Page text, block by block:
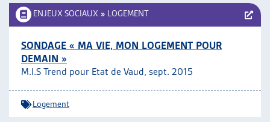
ENJEUX SOCIAUX » LOGEMENT
SONDAGE « MA VIE, MON LOGEMENT POUR
DEMAIN »
M.I.S Trend pour Etat de Vaud, sept. 2015
Logement